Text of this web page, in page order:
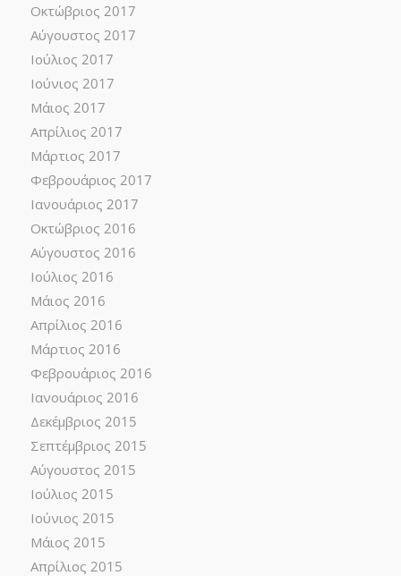
Οκτώβριος 2017
Αύγουστος 2017
Ιούλιος 2017
Ιούνιος 2017
Μάιος 2017
Απρίλιος 2017
Μάρτιος 2017
Φεβρουάριος 2017
Ιανουάριος 2017
Οκτώβριος 2016
Αύγουστος 2016
Ιούλιος 2016
Μάιος 2016
Απρίλιος 2016
Μάρτιος 2016
Φεβρουάριος 2016
Ιανουάριος 2016
Δεκέμβριος 2015
Σεπτέμβριος 2015
Αύγουστος 2015
Ιούλιος 2015
Ιούνιος 2015
Μάιος 2015
Απρίλιος 2015